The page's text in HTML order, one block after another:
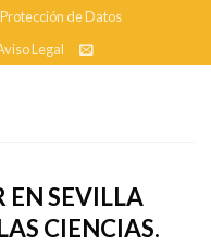
de Datos
Legal
EN SEVILLA
CIENCIAS.